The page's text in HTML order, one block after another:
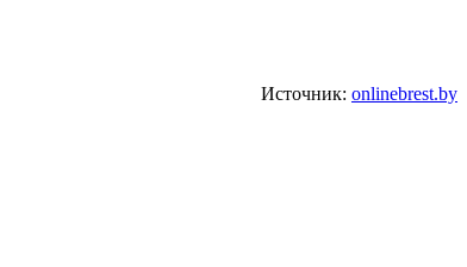
Источник: onlinebrest.by